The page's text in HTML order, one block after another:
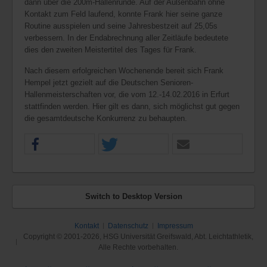
dann über die 200m-Hallenrunde. Auf der Außenbahn ohne
Kontakt zum Feld laufend, konnte Frank hier seine ganze
Routine ausspielen und seine Jahresbestzeit auf 25,05s
verbessern. In der Endabrechnung aller Zeitläufe bedeutete
dies den zweiten Meistertitel des Tages für Frank.
Nach diesem erfolgreichen Wochenende bereit sich Frank
Hempel jetzt gezielt auf die Deutschen Senioren-
Hallenmeisterschaften vor, die vom 12.-14.02.2016 in Erfurt
stattfinden werden. Hier gilt es dann, sich möglichst gut gegen
die gesamtdeutsche Konkurrenz zu behaupten.
Switch to Desktop Version
Kontakt Datenschutz
Impressum
Copyright © 2001-2026, HSG Universität Greifswald, Abt. Leichtathletik,
Alle Rechte vorbehalten.